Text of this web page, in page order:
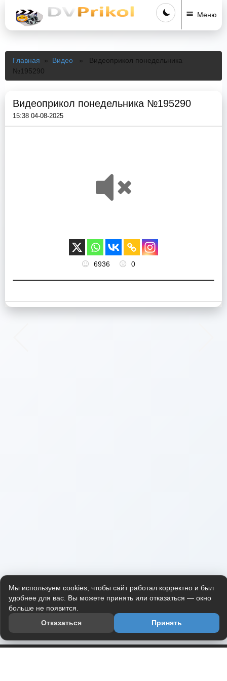
Меню
Главная » Видео » Видеоприкол понедельника
№195290
Видеоприкол понедельника №195290
15:38 04-08-2025
6936 0
Мы используем cookies, чтобы сайт работал корректно и был
удобнее для вас. Вы можете принять или отказаться — окно
больше не появится.
Отказаться
Принять